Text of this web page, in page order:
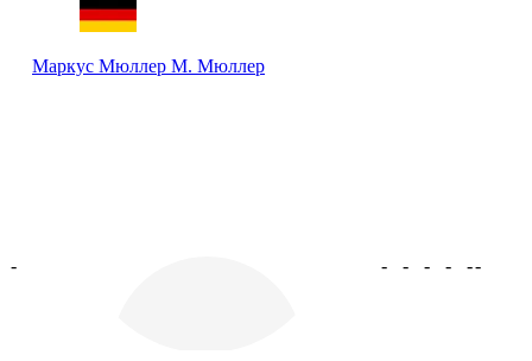
Маркус Мюллер М. Мюллер
- - - - - --